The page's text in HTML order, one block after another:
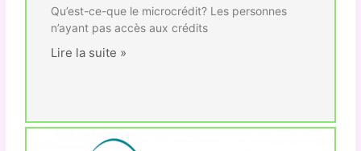
Qu’est-ce-que le microcrédit? Les personnes
n’ayant pas accès aux crédits
Lire la suite »